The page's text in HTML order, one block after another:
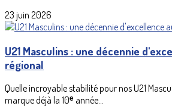
23 juin 2026
U21 Masculins : une décennie
régional
Quelle incroyable stabilité pour nos U21
marque déjà la 10ᵉ année...